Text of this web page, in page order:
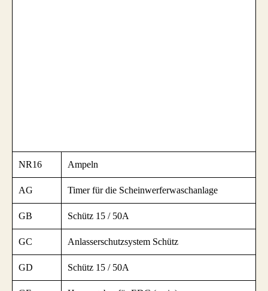
NR16 Ampeln
AG Timer für die Scheinwerferwaschanlage
GB Schütz 15 / 50A
GC Anlasserschutzsystem Schütz
GD Schütz 15 / 50A